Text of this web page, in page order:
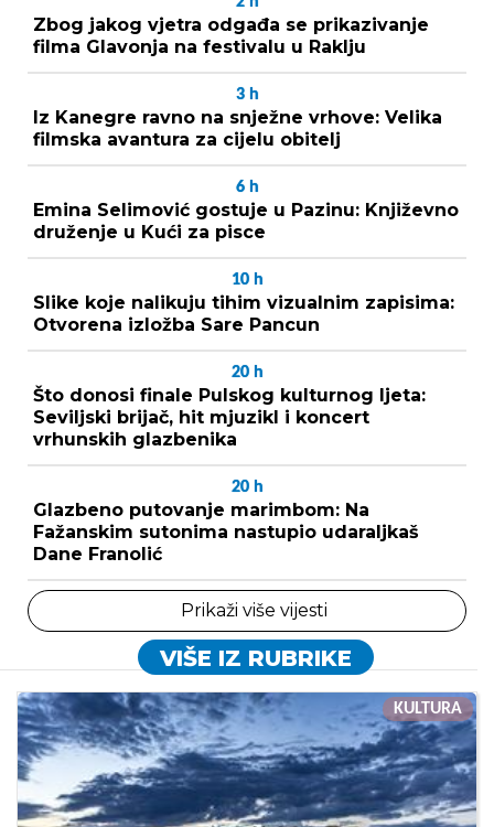
Zbog jakog vjetra odgađa se prikazivanje
filma Glavonja na festivalu u Raklju
3 h
Iz Kanegre ravno na snježne vrhove: Velika
filmska avantura za cijelu obitelj
6 h
Emina Selimović gostuje u Pazinu: Književno
druženje u Kući za pisce
10 h
Slike koje nalikuju tihim vizualnim zapisima:
Otvorena izložba Sare Pancun
20 h
Što donosi finale Pulskog kulturnog ljeta:
Seviljski brijač, hit mjuzikl i koncert
vrhunskih glazbenika
20 h
Glazbeno putovanje marimbom: Na
Fažanskim sutonima nastupio udaraljkaš
Dane Franolić
Prikaži više vijesti
VIŠE IZ RUBRIKE
KULTURA